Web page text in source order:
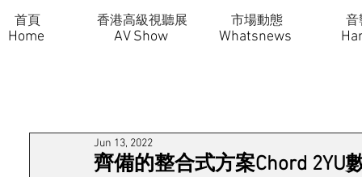
Home
首頁 香港高級視聽展 市場動態 音
AV Show Whatsnews
齊備的整合式方案Chord 2YU
Jun 13, 2022